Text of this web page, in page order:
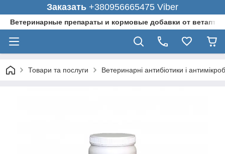
Заказать +380956665475 Viber
Ветеринарные препараты и кормовые добавки от
Товари та послуги Ветеринарні антибіотики і